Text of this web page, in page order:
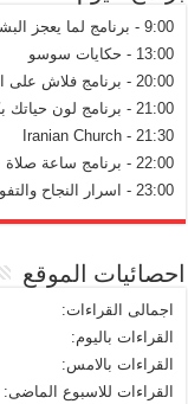
9:00 - برنامج لما يعجز البشر
13:00 - حكايات سوسو
20:00 - برنامج فلاش على الاحداث
21:00 - برنامج لون حياتك بكلمة الله
21:30 - Iranian Church
22:00 - برنامج ساعة صلاة
23:00 - اسرار النجاح والتفوق
احصائيات الموقع
اجمالى القراءات:
القراءات باليوم:
القراءات بالامس:
القراءات للاسبوع الماضى: